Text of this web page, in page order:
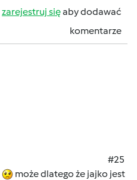
zarejestruj sięaby dodawać
komentarze
#25
może dlatego że jajko jest